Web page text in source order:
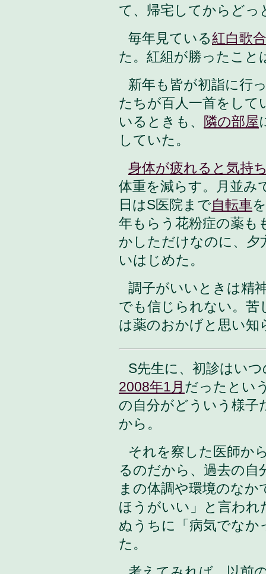
て、帰宅してからどっ
毎年見ている紅白歌
た。紅組が勝ったこと
新年も皆が初詣に行
たちが百人一首をして
いるときも、 隣の部屋
していた。
身体が疲れると気持
体重を減らす。月並み
日はS医院まで自転車
年もらう花粉症の薬も
かしただけなのに、夕
いはじめた。
調子がいいときは精
でも信じられない。
は薬のおかげと思い知
S先生に、初診はい
2008年1月 だったとい
の自分がどういう様子
から。
それを察した医師か
るのだから、過去の自
まの体調や環境のな
ほうがいい」と言わ
ぬうちに「病気でなか
た。